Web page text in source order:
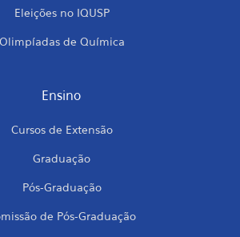
Eleições no IQUSP
Olimpíadas de Química
Ensino
Cursos de Extensão
Graduação
Pós-Graduação
de Pós-Graduação